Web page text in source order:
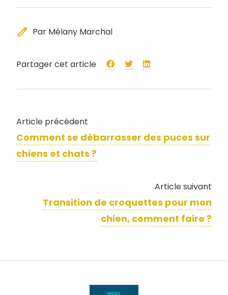
edit Par Mélany Marchal
Partager cet article
Article précédent
Comment se débarrasser des puces sur
chiens et chats ?
Article suivant
Transition de croquettes pour mon
chien, comment faire ?